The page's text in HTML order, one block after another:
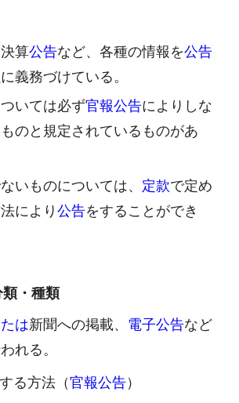
算公告など、各種の情報を公告
に義務づけている。
いては必ず官報公告によりしな
のと規定されているものがあ
いものについては、 定款で定め
により公告をすることができ
・種類
は新聞への掲載、 電子公告など
れる。
る方法（官報公告）